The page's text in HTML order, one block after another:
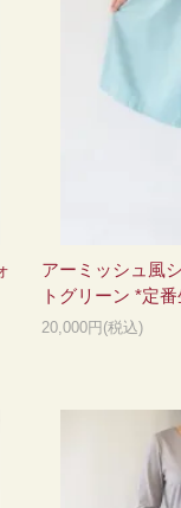
アーミッシュ風
トグリーン *定
20,000円(税込)